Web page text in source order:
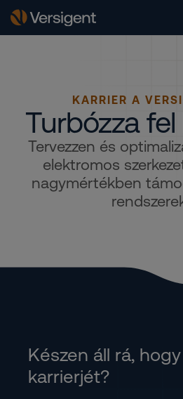
KARRIER A
Turbózza
Tervezzen és
elektromos
nagymértékben
Készen áll rá,
karrierjét?